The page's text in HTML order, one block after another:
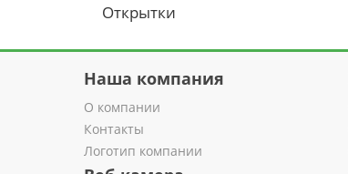
Открытки
Наша компания
О компании
Контакты
Логотип компании